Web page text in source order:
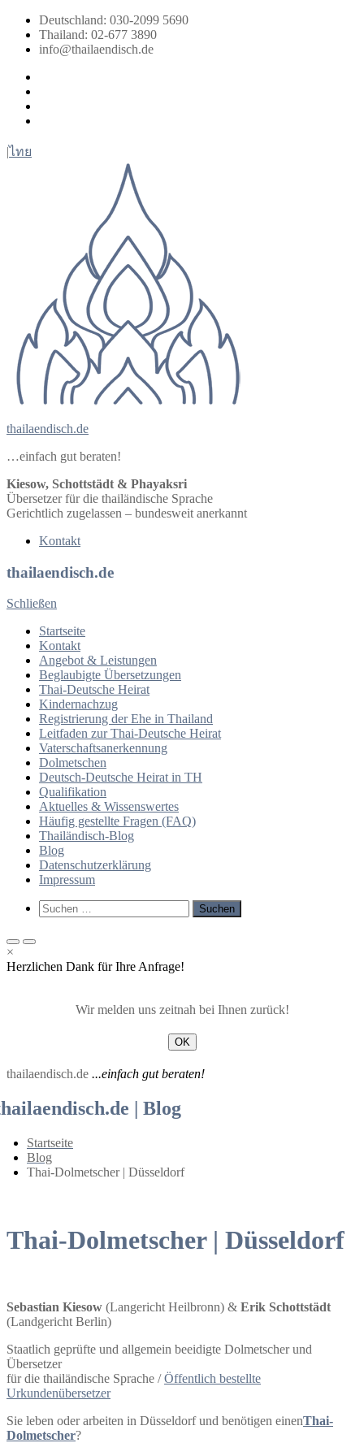
Zum
Inhalt
springen
Deutschland: 030-2099 5690
Thailand: 02-677 3890
info@thailaendisch.de
|ไทย
thailaendisch.de
…einfach gut beraten!
Kiesow, Schottstädt & Phayaksri
Übersetzer für die thailändische Sprache
Gerichtlich zugelassen – bundesweit anerkannt
Kontakt
thailaendisch.de
Schließen
Startseite
Kontakt
Angebot & Leistungen
Beglaubigte Übersetzungen
Thai-Deutsche Heirat
Kindernachzug
Registrierung der Ehe in Thailand
Leitfaden zur Thai-Deutsche Heirat
Vaterschaftsanerkennung
Dolmetschen
Deutsch-Deutsche Heirat in TH
Qualifikation
Aktuelles & Wissenswertes
Häufig gestellte Fragen (FAQ)
Thailändisch-Blog
Blog
Datenschutzerklärung
Impressum
Such-
Formular
Suchen
nach:
Primäres
Menü
für
Primäres
Menü
für
×
Herzlichen Dank für Ihre Anfrage!
Wir melden uns zeitnah bei Ihnen zurück!
OK
thailaendisch.de ...einfach gut beraten!
| Blog
Startseite
Blog
Thai-Dolmetscher | Düsseldorf
Thai-Dolmetscher | Düsseldorf
Sebastian Kiesow (Langericht Heilbronn) & Erik Schottstädt
(Landgericht Berlin)
Staatlich geprüfte und allgemein beeidigte Dolmetscher und
Übersetzer
für die thailändische Sprache /Öffentlich bestellte
Urkundenübersetzer
Sie leben oder arbeiten in Düsseldorf und benötigen einenThai-
Dolmetscher?